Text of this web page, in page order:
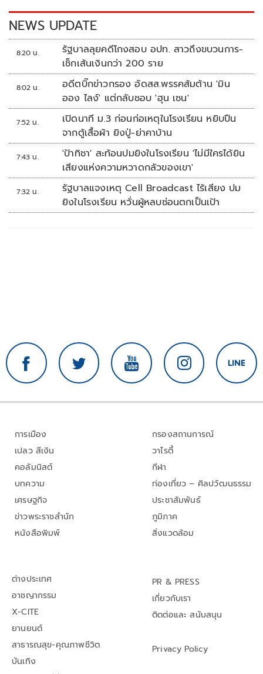
k k
NEWS UPDATE
8:20 น.
รัฐบาลลุยคดีโกงสอบ อปท. สาวถึงขบวนการ-
เช็กเส้นเงินกว่า 200 ราย
8:02 น.
อดีตบิ๊กข่าวกรอง อัดสส.พรรคส้มต้าน 'มิน
ออง ไลง์' แต่กลับชอบ 'ฮุน เซน'
7:52 น.
เปิดนาที ม.3 ก่อนก่อเหตุในโรงเรียน หยิบปืน
จากตู้เสื้อผ้า ยิงปู่-ย่าคาบ้าน
7:43 น.
'ป้าทิชา' สะท้อนปมยิงในโรงเรียน 'ไม่มีใครได้ยิน
เสียงแห่งความหวาดกลัวของเขา'
7:32 น.
รัฐบาลแจงเหตุ Cell Broadcast ไร้เสียง ปม
ยิงในโรงเรียน หวั่นผู้หลบซ่อนตกเป็นเป้า
การเมือง
เปลว สีเงิน
คอลัมนิสต์
บทความ
เศรษฐกิจ
ข่าวพระราชสำนัก
หนังสือพิมพ์
กรองสถานการณ์
วาไรตี้
กีฬา
ท่องเที่ยว – ศิลปวัฒนธรรม
ประชาสัมพันธ์
ภูมิภาค
สิ่งแวดล้อม
ต่างประเทศ
อาชญากรรม
X-CITE
ยานยนต์
สาธารณสุข-คุณภาพชีวิต
บันเทิง
PR & PRESS
เกี่ยวกับเรา
ติดต่อและ สนับสนุน
Privacy Policy